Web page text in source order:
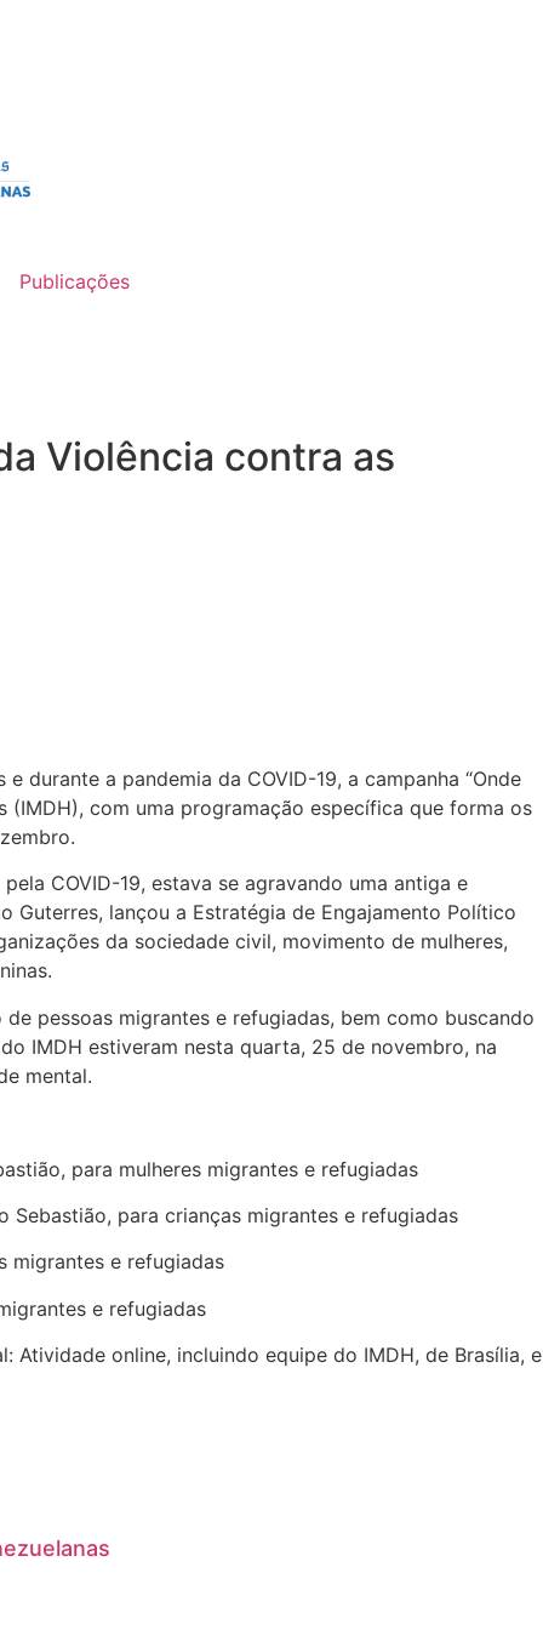
Publicações
Violência contra as
durante a pandemia da COVID-19, a campanha “Onde
(IMDH), com uma programação específica que forma os
COVID-19, estava se agravando uma antiga e
Guterres, lançou a Estratégia de Engajamento Político
da sociedade civil, movimento de mulheres,
pessoas migrantes e refugiadas, bem como buscando
IMDH estiveram nesta quarta, 25 de novembro, na
mental.
para mulheres migrantes e refugiadas
Sebastião, para crianças migrantes e refugiadas
migrantes e refugiadas
e refugiadas
online, incluindo equipe do IMDH, de Brasília, e